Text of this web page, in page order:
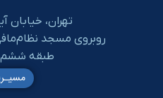
تهران، خیابان
روبروی مسجد
طبقه ششم،